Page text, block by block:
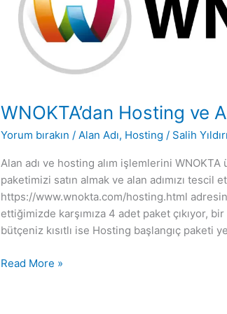
WNOKTA’dan Hosting ve
Yorum bırakın /Alan Adı, Hosting / Salih
Alan adı ve hosting alım işlemlerini
paketimizi satın almak ve alan adımızı tescil
https://www.wnokta.com/hosting.html
ettiğimizde karşımıza 4 adet paket çıkıyor,
bütçeniz kısıtlı ise Hosting başlangıç paketi
WNOKTA’dan
Read More »